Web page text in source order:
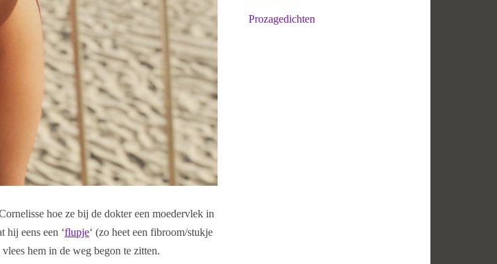
hoe ze bij de dokter een moedervlek in
hij eens een ‘flupje‘ (zo heet een fibroom/stukje
hem in de weg begon te zitten.
Prozagedichten